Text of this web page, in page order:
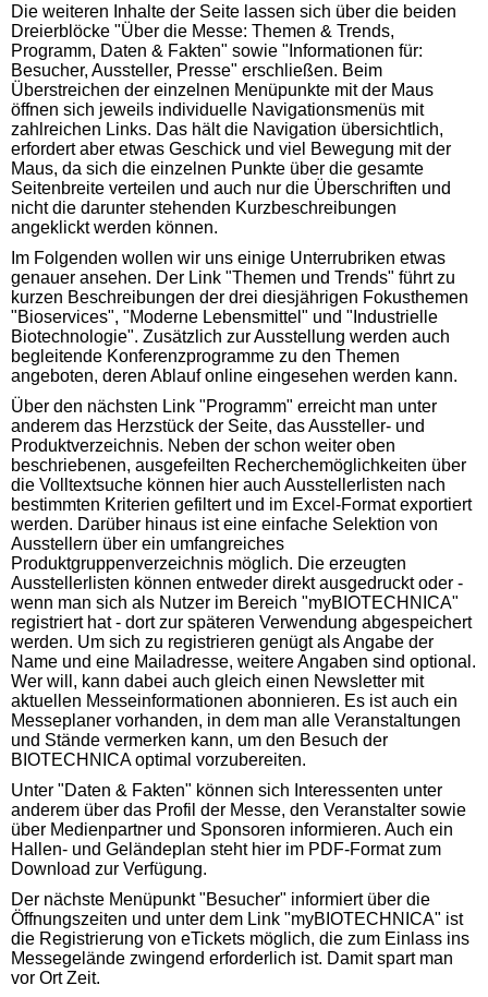
Die weiteren Inhalte der Seite lassen sich über die beiden
Dreierblöcke "Über die Messe: Themen & Trends,
Programm, Daten & Fakten" sowie "Informationen für:
Besucher, Aussteller, Presse" erschließen. Beim
Überstreichen der einzelnen Menüpunkte mit der Maus
öffnen sich jeweils individuelle Navigationsmenüs mit
zahlreichen Links. Das hält die Navigation übersichtlich,
erfordert aber etwas Geschick und viel Bewegung mit der
Maus, da sich die einzelnen Punkte über die gesamte
Seitenbreite verteilen und auch nur die Überschriften und
nicht die darunter stehenden Kurzbeschreibungen
angeklickt werden können.
Im Folgenden wollen wir uns einige Unterrubriken etwas
genauer ansehen. Der Link "Themen und Trends" führt zu
kurzen Beschreibungen der drei diesjährigen Fokusthemen
"Bioservices", "Moderne Lebensmittel" und "Industrielle
Biotechnologie". Zusätzlich zur Ausstellung werden auch
begleitende Konferenzprogramme zu den Themen
angeboten, deren Ablauf online eingesehen werden kann.
Über den nächsten Link "Programm" erreicht man unter
anderem das Herzstück der Seite, das Aussteller- und
Produktverzeichnis. Neben der schon weiter oben
beschriebenen, ausgefeilten Recherchemöglichkeiten über
die Volltextsuche können hier auch Ausstellerlisten nach
bestimmten Kriterien gefiltert und im Excel-Format exportiert
werden. Darüber hinaus ist eine einfache Selektion von
Ausstellern über ein umfangreiches
Produktgruppenverzeichnis möglich. Die erzeugten
Ausstellerlisten können entweder direkt ausgedruckt oder -
wenn man sich als Nutzer im Bereich "myBIOTECHNICA"
registriert hat - dort zur späteren Verwendung abgespeichert
werden. Um sich zu registrieren genügt als Angabe der
Name und eine Mailadresse, weitere Angaben sind optional.
Wer will, kann dabei auch gleich einen Newsletter mit
aktuellen Messeinformationen abonnieren. Es ist auch ein
Messeplaner vorhanden, in dem man alle Veranstaltungen
und Stände vermerken kann, um den Besuch der
BIOTECHNICA optimal vorzubereiten.
Unter "Daten & Fakten" können sich Interessenten unter
anderem über das Profil der Messe, den Veranstalter sowie
über Medienpartner und Sponsoren informieren. Auch ein
Hallen- und Geländeplan steht hier im PDF-Format zum
Download zur Verfügung.
Der nächste Menüpunkt "Besucher" informiert über die
Öffnungszeiten und unter dem Link "myBIOTECHNICA" ist
die Registrierung von eTickets möglich, die zum Einlass ins
Messegelände zwingend erforderlich ist. Damit spart man
vor Ort Zeit.